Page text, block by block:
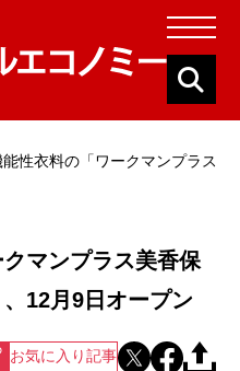
能性衣料の「ワークマンプラス
マンプラス美香保
12月9日オープン
お気に入り記事